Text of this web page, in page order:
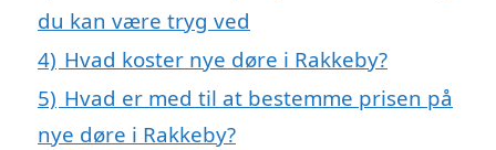
du kan være tryg ved
4) Hvad koster nye døre i Rakkeby?
5) Hvad er med til at bestemme prisen på
nye døre i Rakkeby?